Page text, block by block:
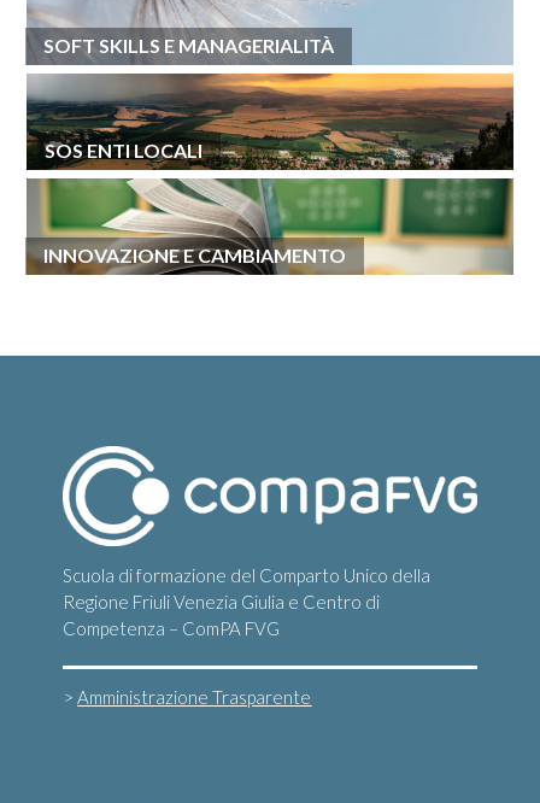
SOFT SKILLS E MANAGERIALITÀ
SOS ENTI LOCALI
INNOVAZIONE E CAMBIAMENTO
Scuola di formazione del Comparto Unico della
Regione Friuli Venezia Giulia e Centro di
Competenza – ComPA FVG
>Amministrazione Trasparente